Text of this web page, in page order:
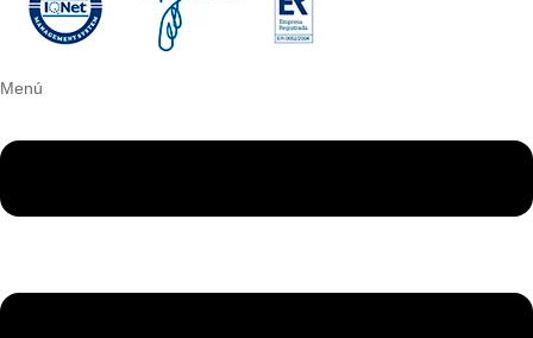
Menú